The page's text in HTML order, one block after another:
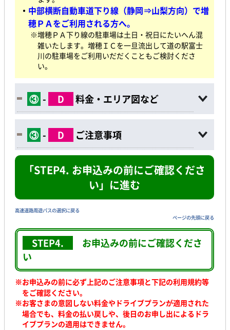
・ 中部横断自動車道下り線（静岡⇒山梨方向）で増
穂ＰＡをご利用される方へ。
※増穂ＰＡ下り線の駐車場は土日・祝日にたいへん混
雑いたします。増穂ＩＣを一旦流出して道の駅富士
川の駐車場をご利用いだだくこともご検討くださ
い。
③ - D 料金・エリア図など
③ - D ご注意事項
「STEP4. お申込みの前にご確認くださ
い」に進む
高速道路周遊パスの選択に戻る
ページの先頭に戻る
STEP4. お申込みの前にご確認くださ
い
※お申込みの前に必ず上記のご注意事項と下記の利用規約等
をご確認ください。
※お客さまの意図しない料金やドライブプランが適用された
場合でも、料金の払い戻しや、後日のお申し出によるドラ
イブプランの適用はできません。